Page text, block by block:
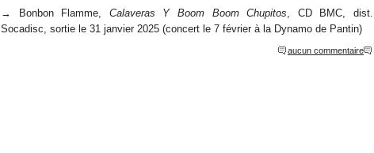
→ Bonbon Flamme, Calaveras Y Boom Boom Chupitos , CD BMC, dist.
Socadisc, sortie le 31 janvier 2025 (concert le 7 février à la Dynamo de Pantin)
aucun commentaire